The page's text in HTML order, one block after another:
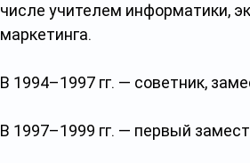
числе учителем информатики,
маркетинга.
В 1994–1997 гг. — советник,
В 1997–1999 гг. — первый